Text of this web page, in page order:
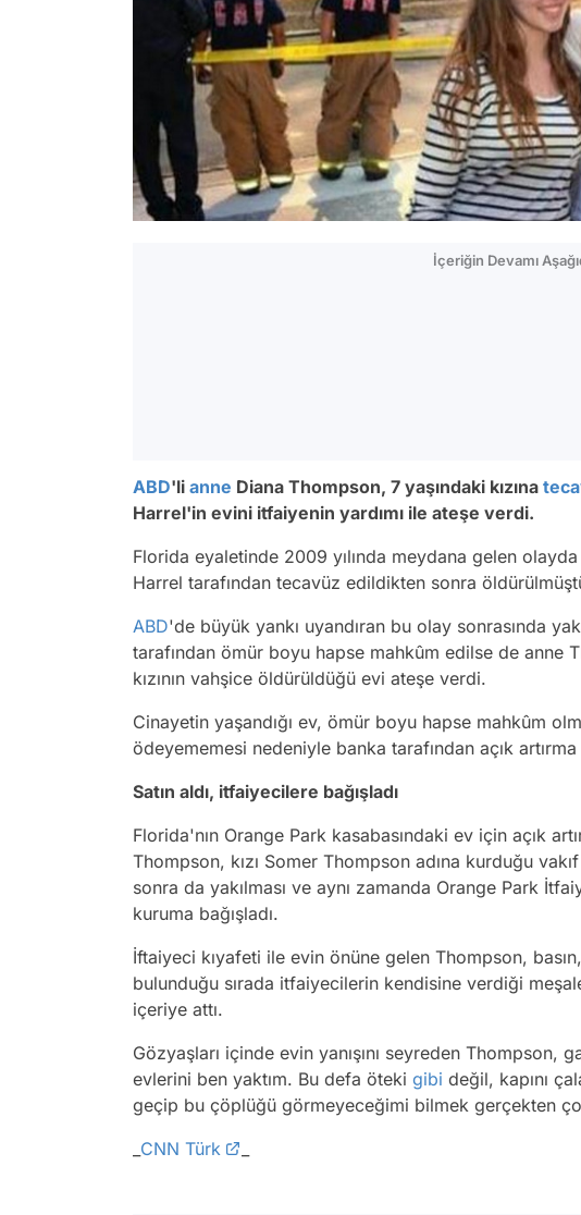
İçeriğin Devamı
ABD'li anne Diana Thompson, 7 yaşındaki kızına
Harrel'in evini itfaiyenin yardımı ile ateşe verdi.
Florida eyaletinde 2009 yılında meydana gelen
Harrel tarafından tecavüz edildikten sonra
ABD'de büyük yankı uyandıran bu olay sonrasında
tarafından ömür boyu hapse mahkûm edilse de anne
kızının vahşice öldürüldüğü evi ateşe verdi.
Cinayetin yaşandığı ev, ömür boyu hapse mahkûm
ödeyememesi nedeniyle banka tarafından açık
Satın aldı, itfaiyecilere bağışladı
Florida'nın Orange Park kasabasındaki ev için açık
Thompson, kızı Somer Thompson adına kurduğu
sonra da yakılması ve aynı zamanda Orange Park
kuruma bağışladı.
İftaiyeci kıyafeti ile evin önüne gelen Thompson,
bulunduğu sırada itfaiyecilerin kendisine verdiği
içeriye attı.
Gözyaşları içinde evin yanışını seyreden Thompson,
evlerini ben yaktım. Bu defa öteki gibi değil, kapını
geçip bu çöplüğü görmeyeceğimi bilmek gerçekten
CNN Türk